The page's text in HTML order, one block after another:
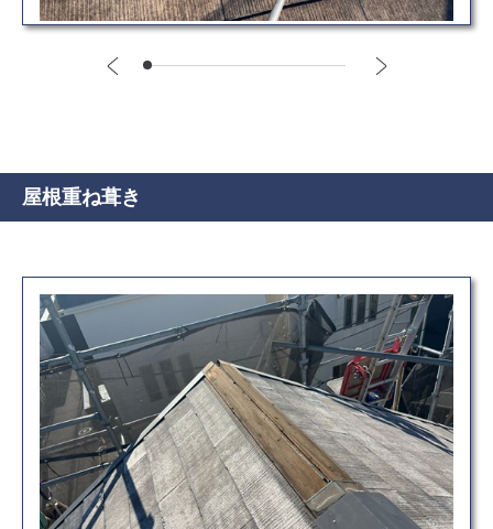
屋根重ね葺き